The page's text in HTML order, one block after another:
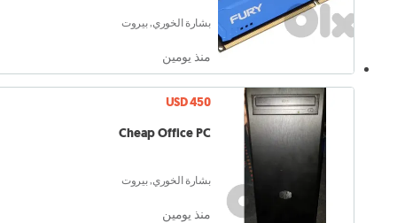
بشارة الخوري, بيروت
منذ يومين
USD 450
Cheap Office PC
بشارة الخوري, بيروت
منذ يومين